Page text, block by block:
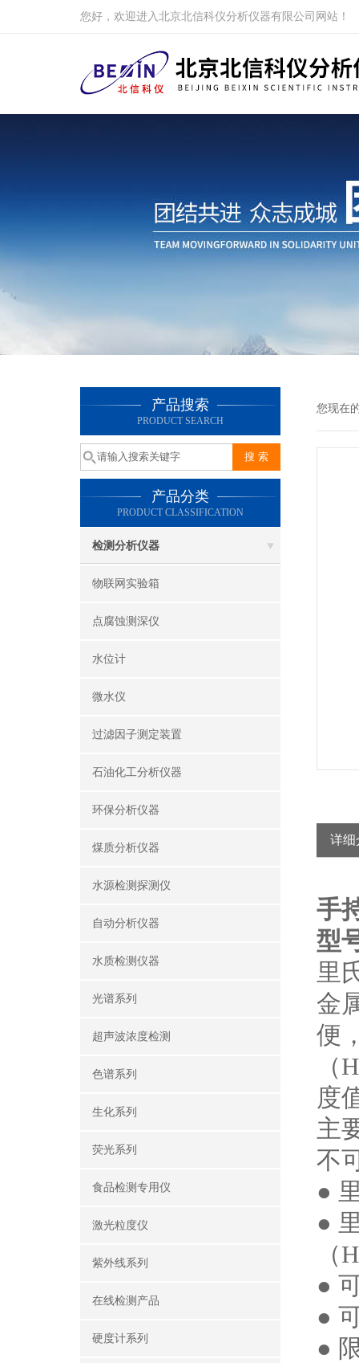
您好，欢迎进入北京北信科仪分析仪器有限公司网站！
产品搜索
PRODUCT SEARCH
产品分类
PRODUCT CLASSIFICATION
检测分析仪器
物联网实验箱
点腐蚀测深仪
水位计
微水仪
过滤因子测定装置
石油化工分析仪器
环保分析仪器
煤质分析仪器
水源检测探测仪
自动分析仪器
水质检测仪器
光谱系列
超声波浓度检测
色谱系列
生化系列
荧光系列
食品检测专用仪
激光粒度仪
紫外线系列
在线检测产品
硬度计系列
您现在
详细
手
型
里
金
便
度
主
不
●
●
●
●
●